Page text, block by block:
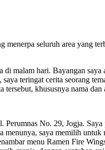
seluruh area yang
malam hari. Bayangan saya
teringat cerita seorang
khususnya nama dan
Perumnas No. 29, Jogja.
menunya, saya memilih untuk
menu Ramen Fire